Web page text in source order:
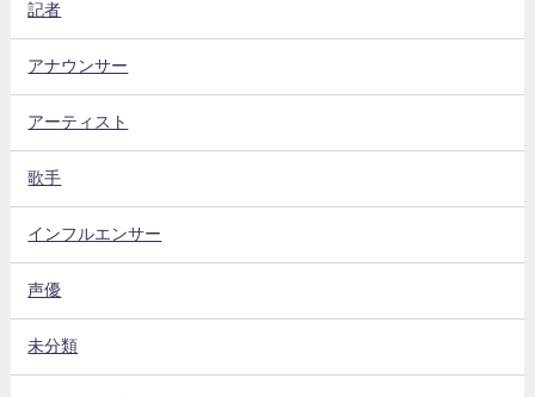
記者
アナウンサー
アーティスト
歌手
インフルエンサー
声優
未分類